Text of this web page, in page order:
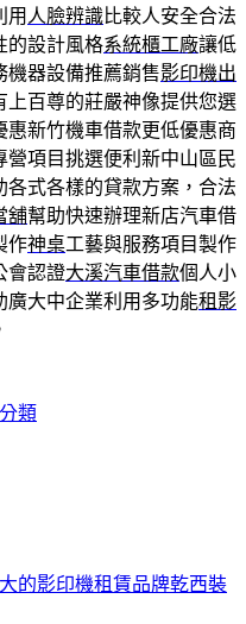
用 人臉辨識比較人安全合法
的設計風格系統櫃工廠讓低
機器設備推薦銷售影印機出
百尊的莊嚴神像提供您選
新竹機車借款更低優惠商
營項目挑選便利新中山區民
各式各樣的貸款方案，合法
舖幫助快速辦理新店汽車借
作神桌工藝與服務項目製作
會認證大溪汽車借款個人小
廣大中企業利用多功能租影
類
的影印機租賃品牌乾西裝